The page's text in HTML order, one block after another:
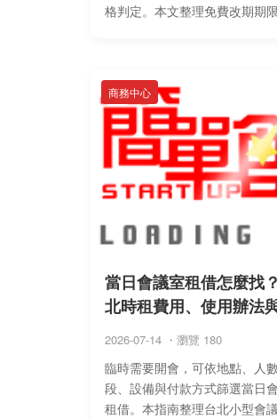
格判定。本文整理免費改期期
商務中心
當日會議室租借怎麼找
北時租費用、使用辦法
2026-07-14 ・瀏覽 180
臨時需要開會，可依地點、人
段、設備與付款方式篩選當日
租借。本指南整理台北小型會